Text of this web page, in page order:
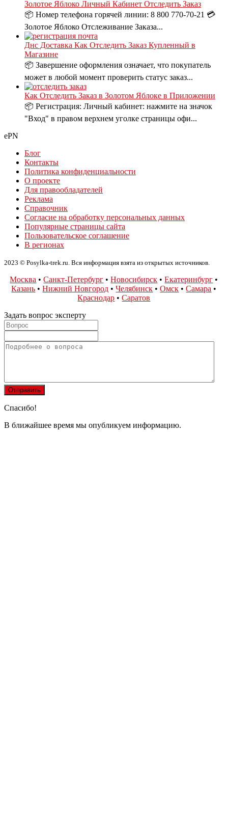
Золотое Яблоко Личный Кабинет Отследить Заказ
📦 Номер телефона горячей линии: 8 800 770-70-21 💳
Золотое Яблоко Отслеживание Заказа...
Днс Доставка Как Отследить Заказ Купленный в
Магазине
📦 Завершение оформления означает, что покупатель
может в любой момент проверить статус заказ...
Как Отследить Заказ в Золотом Яблоке в Приложении
📦 Регистрация: Личный кабинет: нажмите на значок
"Вход" в правом верхнем уголке страницы офи...
ePN
Блог
Контакты
Политика конфиденциальности
О проекте
Для правообладателей
Реклама
Справочник
Согласие на обработку персональных данных
Популярные страницы сайта
Пользовательское соглашение
В регионах
2023 © Posylka-trek.ru. Вся информация взята из открытых источников.
Москва •Санкт-Петербург •Новосибирск •Екатеринбург •
Казань •Нижний Новгород •Челябинск •Омск •Самара •
Краснодар •Саратов
Задать вопрос эксперту
Спасибо!
В ближайшее время мы опубликуем информацию.